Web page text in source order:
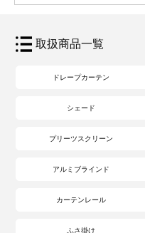
取扱商品一覧
ドレープカーテン
シェード
プリーツスクリーン
アルミブラインド
カーテンレール
ふさ掛け